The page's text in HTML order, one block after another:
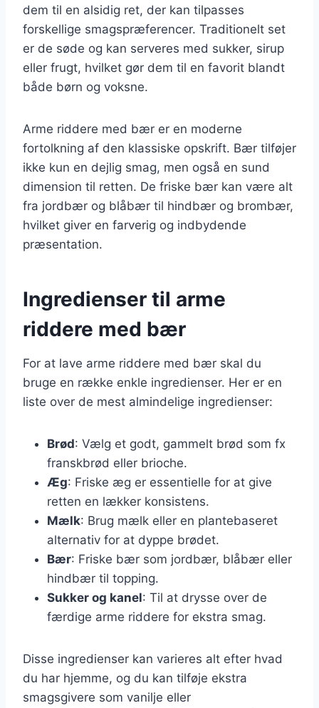
dem til en alsidig ret, der kan tilpasses
forskellige smagspræferencer. Traditionelt set
er de søde og kan serveres med sukker, sirup
eller frugt, hvilket gør dem til en favorit blandt
både børn og voksne.
Arme riddere med bær er en moderne
fortolkning af den klassiske opskrift. Bær tilføjer
ikke kun en dejlig smag, men også en sund
dimension til retten. De friske bær kan være alt
fra jordbær og blåbær til hindbær og brombær,
hvilket giver en farverig og indbydende
præsentation.
Ingredienser til arme
riddere med bær
For at lave arme riddere med bær skal du
bruge en række enkle ingredienser. Her er en
liste over de mest almindelige ingredienser:
Brød: Vælg et godt, gammelt brød som fx
franskbrød eller brioche.
Æg: Friske æg er essentielle for at give
retten en lækker konsistens.
Mælk: Brug mælk eller en plantebaseret
alternativ for at dyppe brødet.
Bær: Friske bær som jordbær, blåbær eller
hindbær til topping.
Sukker og kanel: Til at drysse over de
færdige arme riddere for ekstra smag.
Disse ingredienser kan varieres alt efter hvad
du har hjemme, og du kan tilføje ekstra
smagsgivere som vanilje eller